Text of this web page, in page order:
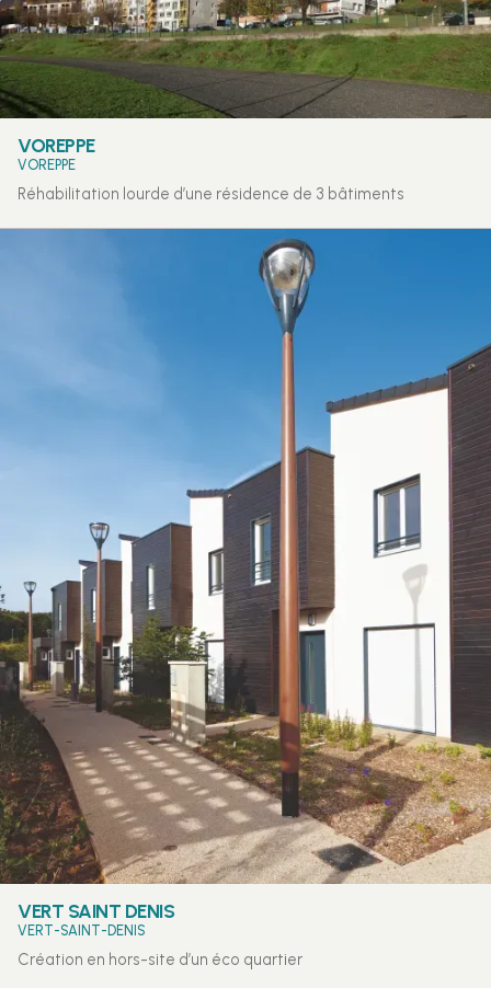
VOREPPE
VOREPPE
Réhabilitation lourde d’une résidence de 3 bâtiments
VERT SAINT DENIS
VERT-SAINT-DENIS
Création en hors-site d’un éco quartier